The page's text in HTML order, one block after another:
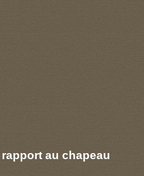
au chapeau